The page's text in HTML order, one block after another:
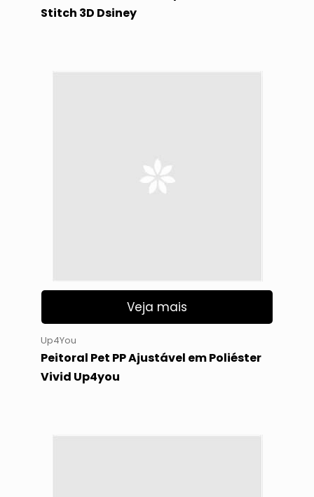
Stitch 3D Dsiney
Veja mais
Up4You
Peitoral Pet PP Ajustável em Poliéster
Vivid Up4you